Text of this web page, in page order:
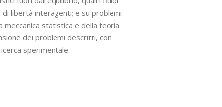
libertà interagenti; e su problemi
meccanica statistica e della teoria
dei problemi descritti, con
sperimentale.